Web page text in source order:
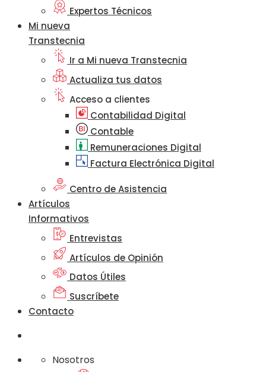
Expertos Técnicos
Mi nueva
Transtecnia
Ir a Mi nueva Transtecnia
Actualiza tus datos
Acceso a clientes
Contabilidad Digital
Contable
Remuneraciones Digital
Factura Electrónica Digital
Centro de Asistencia
Artículos
Informativos
Entrevistas
Artículos de Opinión
Datos Útiles
Suscríbete
Contacto
Nosotros